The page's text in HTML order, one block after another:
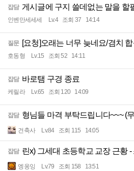
잡담 게시글에 구지 쓸데없는 말을 할
인벤만세세세 Lv.4 조회 37 14:14
질문 [요청]오래는 너무 늦네요/겸치
호동형 Lv.15 조회 52 14:11
잡담 바로탬 구경 종료
케릴라 Lv.65 조회 120 14:09
잡담 형님들 마격 부탁드립니다~~~ (
건축사 Lv.84 조회 115 14:05
잡담 린x) 그세대 초등학교 교장 근황
엥옹잉 Lv.79 조회 158 13:51